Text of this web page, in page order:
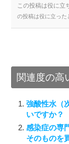
この投稿は役に立
の投稿は役に立った
関連度の高
強酸性水（
いですか？
感染症の専
そのものを